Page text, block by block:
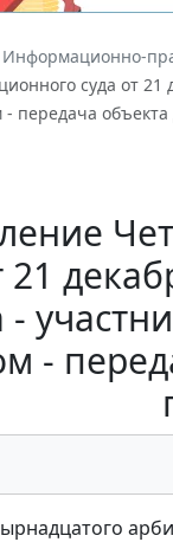
Информационно-
суда от 21
передача объекта
21
-
-